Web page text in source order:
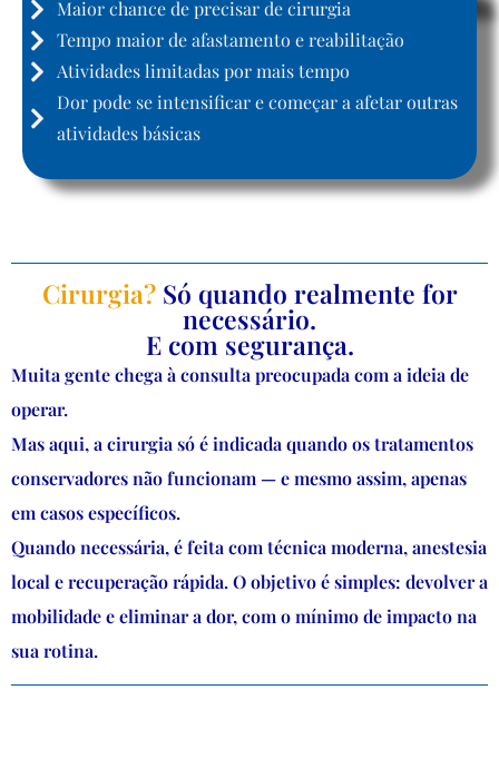
Maior chance de precisar de cirurgia
Tempo maior de afastamento e reabilitação
Atividades limitadas por mais tempo
Dor pode se intensificar e começar a afetar outras
atividades básicas
Cirurgia? Só quando realmente for
necessário.
E com segurança.
Muita gente chega à consulta preocupada com a ideia de
operar.
Mas aqui, a cirurgia só é indicada quando os tratamentos
conservadores não funcionam — e mesmo assim, apenas
em casos específicos.
Quando necessária, é feita com técnica moderna, anestesia
local e recuperação rápida. O objetivo é simples: devolver a
mobilidade e eliminar a dor, com o mínimo de impacto na
sua rotina.